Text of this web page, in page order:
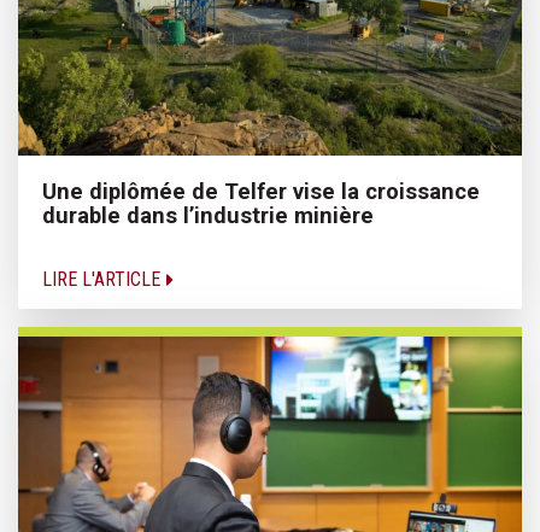
Une diplômée de Telfer vise la croissance
durable dans l’industrie minière
LIRE L'ARTICLE